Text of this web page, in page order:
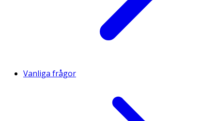
Vanliga frågor